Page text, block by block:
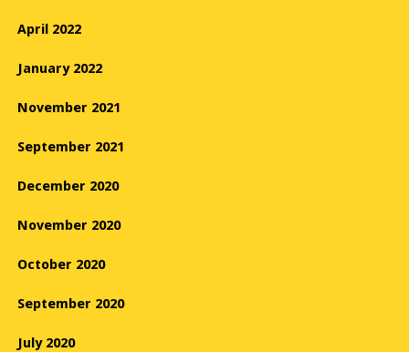
April 2022
January 2022
November 2021
September 2021
December 2020
November 2020
October 2020
September 2020
July 2020